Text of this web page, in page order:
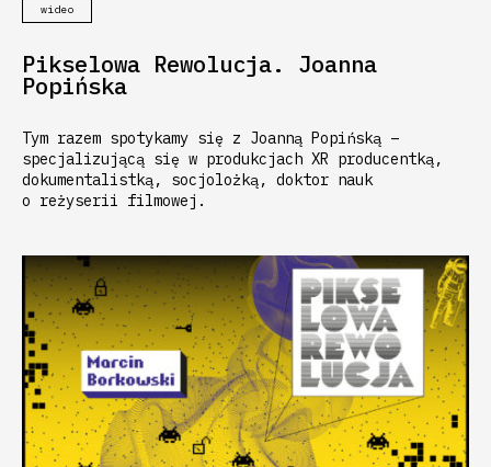
wideo
Pikselowa Rewolucja. Joanna
Popińska
Tym razem spotykamy się z Joanną Popińską –
specjalizującą się w produkcjach XR producentką,
dokumentalistką, socjolożką, doktor nauk
o reżyserii filmowej.